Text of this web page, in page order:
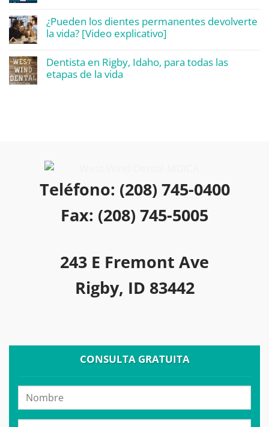
¿Pueden los dientes permanentes devolverte
la vida? [Video explicativo]
Dentista en Rigby, Idaho, para todas las
etapas de la vida
Teléfono: (208) 745-0400
Fax: (208) 745-5005
243 E Fremont Ave
Rigby, ID 83442
CONSULTA GRATUITA